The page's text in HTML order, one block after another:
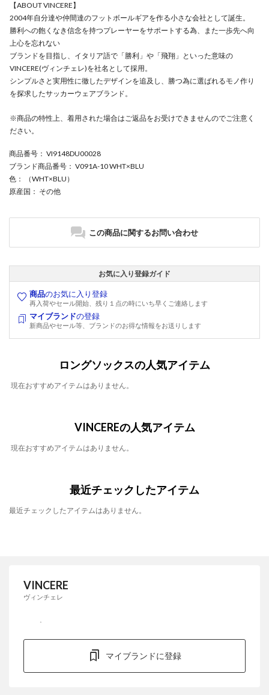
【ABOUT VINCERE】
2004年自分達や仲間達のフットボールギアを作る小さな会社として誕生。
勝利への飽くなき信念を持つプレーヤーをサポートする為、また一歩先へ向
上心を忘れない
ブランドを目指し、イタリア語で「勝利」や「飛翔」といった意味の
VINCERE(ヴィンチェレ)を社名として採用。
シンプルさと実用性に徹したデザインを追及し、勝つ為に選ばれるモノ作り
を探求したサッカーウェアブランド。
※商品の特性上、着用された場合はご返品をお受けできませんのでご注意く
ださい。
商品番号 ： VI9148DU00028
ブランド商品番号 ： V091A-10 WHT×BLU
色 ： （WHT×BLU）
原産国 ： その他
この商品に関するお問い合わせ
お気に入り登録ガイド
商品のお気に入り登録
再入荷やセール開始、残り１点の時にいち早くご連絡します
マイブランドの登録
新商品やセール等、ブランドのお得な情報をお送りします
ロングソックスの人気アイテム
現在おすすめアイテムはありません。
VINCEREの人気アイテム
現在おすすめアイテムはありません。
最近チェックしたアイテム
最近チェックしたアイテムはありません。
VINCERE
ヴィンチェレ
マイブランドに登録